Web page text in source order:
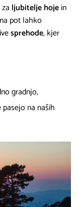
ljubitelje hojein
pot lahko
sprehode, kjer
gradnjo,
na naših